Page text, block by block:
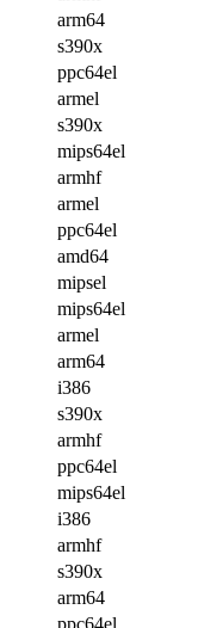
arm64
s390x
ppc64el
armel
s390x
mips64el
armhf
armel
ppc64el
amd64
mipsel
mips64el
armel
arm64
i386
s390x
armhf
ppc64el
mips64el
i386
armhf
s390x
arm64